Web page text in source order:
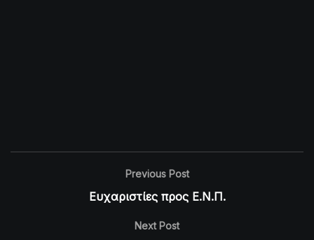
Previous Post
Ευχαριστίες προς Ε.Ν.Π.
Next Post